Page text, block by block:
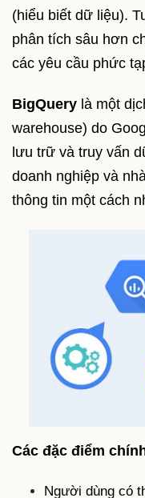
(hiểu biết dữ liệu).
phân tích sâu hơn
các yêu cầu phức
BigQuery là một
warehouse) do
lưu trữ và truy vấn
doanh nghiệp và
thông tin một cách
Các đặc điểm
Người dùng có